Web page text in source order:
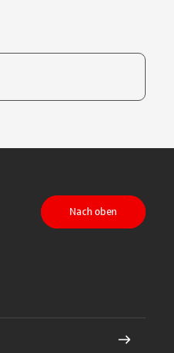
Nach oben